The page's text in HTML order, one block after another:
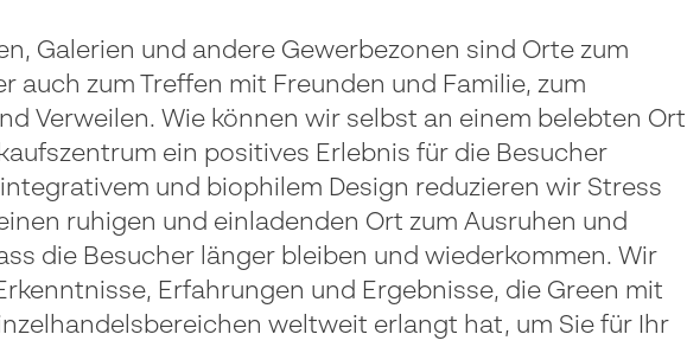
Galerien und andere Gewerbezonen sind Orte zum
auch zum Treffen mit Freunden und Familie, zum
Verweilen. Wie können wir selbst an einem belebten Ort
ein positives Erlebnis für die Besucher
und biophilem Design reduzieren wir Stress
ruhigen und einladenden Ort zum Ausruhen und
die Besucher länger bleiben und wiederkommen. Wir
Erfahrungen und Ergebnisse, die Green mit
weltweit erlangt hat, um Sie für Ihr